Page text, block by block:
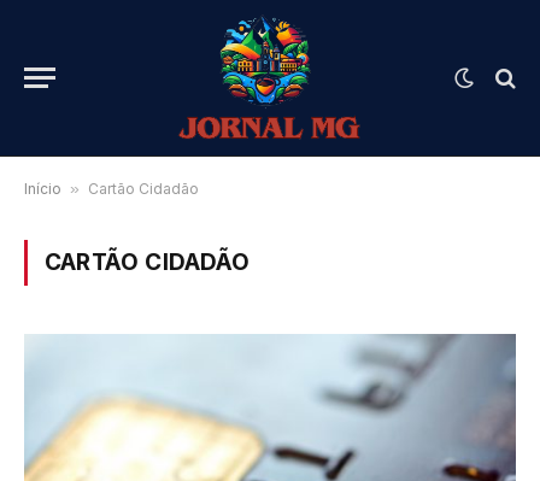
Início » Cartão Cidadão
CARTÃO CIDADÃO